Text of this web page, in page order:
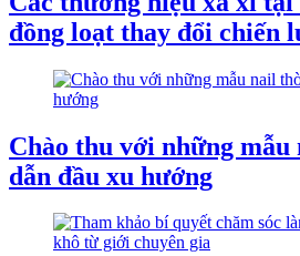
đồng loạt thay đổi chiến
Chào thu với những
dẫn đầu xu hướng